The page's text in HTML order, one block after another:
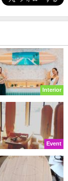
Interior
Event